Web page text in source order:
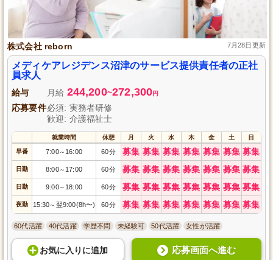
株式会社 reborn 7月28日更新
メディケアレジデンス沼津のサービス提供責任者の正社
員求人
給与 月給 244,200~272,300円
応募要件必須: 実務者研修
歓迎: 介護福祉士
就業時間 休憩 月 火 水 木 金 土 日
早番 7:00～ 16:00 60分 募集 募集 募集 募集 募集 募集 募集
日勤 8:00～ 17:00 60分 募集 募集 募集 募集 募集 募集 募集
日勤 9:00～ 18:00 60分 募集 募集 募集 募集 募集 募集 募集
夜勤 15:30～ 翌9:00(8h〜) 60分 募集 募集 募集 募集 募集 募集 募集
60代活躍 40代活躍 学歴不問 未経験可 50代活躍 女性が活躍
お気に入り に追加 応募画面へ進む